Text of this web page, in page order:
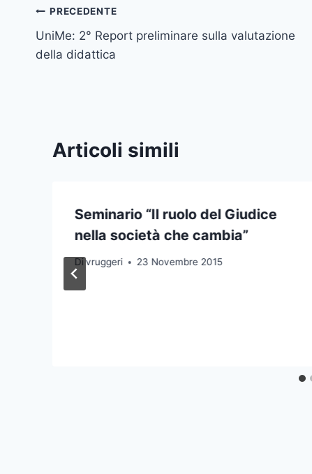
Navigazione
articoli
PRECEDENTE
UniMe: 2° Report preliminare sulla valutazione
della didattica
Articoli simili
Seminario “Il ruolo del Giudice
nella società che cambia”
Di vruggeri 23 Novembre 2015